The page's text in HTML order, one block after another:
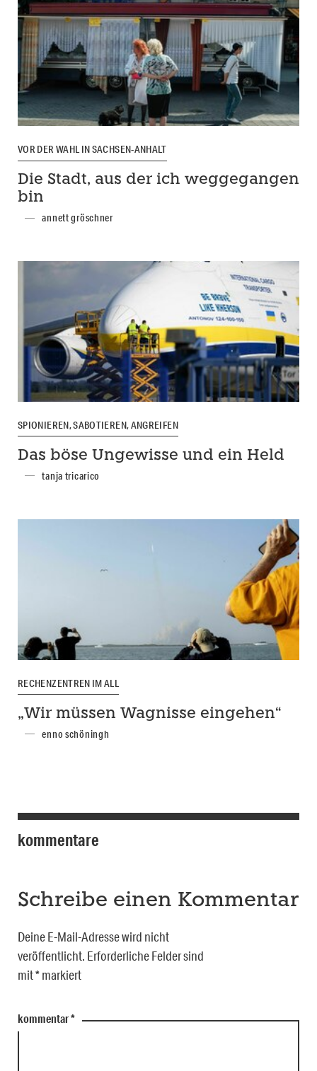
VOR DER WAHL IN SACHSEN-ANHALT
Die Stadt, aus der ich weggegangen
bin
annett gröschner
SPIONIEREN, SABOTIEREN, ANGREIFEN
Das böse Ungewisse und ein Held
tanja tricarico
RECHENZENTREN IM ALL
„Wir müssen Wagnisse eingehen“
enno schöningh
kommentare
Schreibe einen Kommentar
Deine E-Mail-Adresse wird nicht
veröffentlicht. Erforderliche Felder sind
mit*markiert
kommentar*